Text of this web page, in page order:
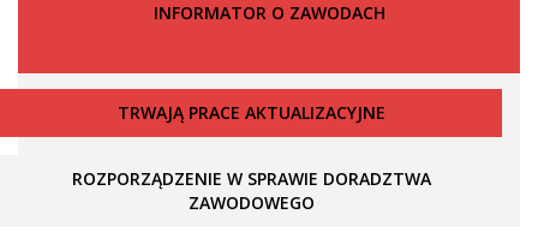
INFORMATOR O ZAWODACH
TRWAJĄ PRACE AKTUALIZACYJNE
ROZPORZĄDZENIE W SPRAWIE DORADZTWA
ZAWODOWEGO